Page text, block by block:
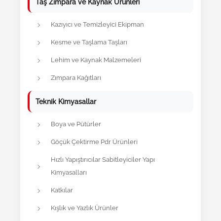
Taş Zımpara ve Kaynak Ürünleri
Kazıyıcı ve Temizleyici Ekipman
Kesme ve Taşlama Taşları
Lehim ve Kaynak Malzemeleri
Zımpara Kağıtları
Teknik Kimyasallar
Boya ve Pütürler
Göçük Çektirme Pdr Ürünleri
Hızlı Yapıştırıcılar Sabitleyiciler Yapı
Kimyasalları
Katkılar
Kışlık ve Yazlık Ürünler